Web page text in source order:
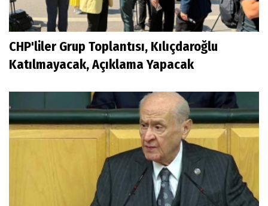
CHP'liler Grup Toplantısı, Kılıçdaroğlu
Katılmayacak, Açıklama Yapacak